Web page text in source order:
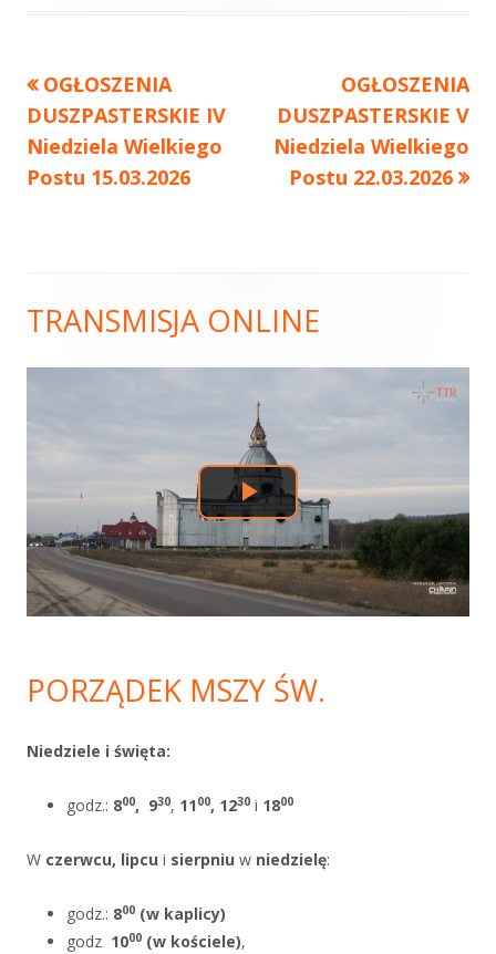
Nawigacja
wpisu
Poprzedni
artykół
OGŁOSZENIA
DUSZPASTERSKIE IV
Niedziela Wielkiego
Postu 15.03.2026
Następny
artykół:
OGŁOSZENIA
DUSZPASTERSKIE V
Niedziela Wielkiego
Postu 22.03.2026
Główny
panel
boczny
TRANSMISJA ONLINE
PORZĄDEK MSZY ŚW.
Niedziele i święta:
godz.: 800, 930, 11 00, 1230 i 1800
W czerwcu, lipcu i sierpniu w niedzielę:
godz.: 800 (w kaplicy)
godz 1000 (w kościele),